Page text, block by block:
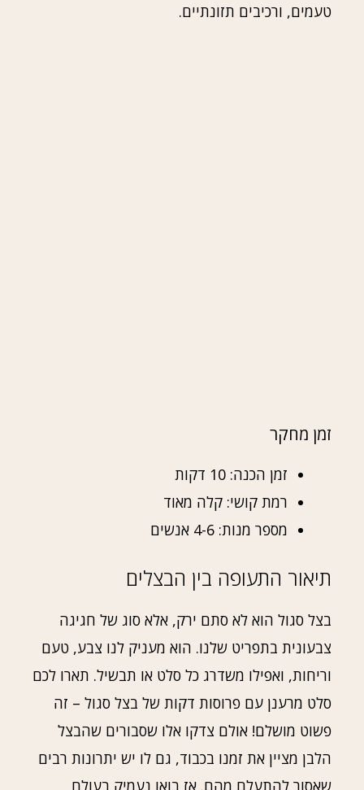
טעמים, ורכיבים תזונתיים.
זמן מחקר
זמן הכנה: 10 דקות
רמת קושי: קלה מאוד
מספר מנות: 4-6 אנשים
תיאור התעופה בין הבצלים
בצל סגול הוא לא סתם ירק, אלא סוג של חגיגה
צבעונית בתפריט שלנו. הוא מעניק לנו צבע, טעם
וריחות, ואפילו משדרג כל סלט או תבשיל. תארו לכם
סלט מרענן עם פרוסות דקות של בצל סגול – זה
פשוט מושלם! אולם צדקו אלו שסבורים שהבצל
הלבן מציין את זמנו בכבוד, גם לו יש יתרונות רבים